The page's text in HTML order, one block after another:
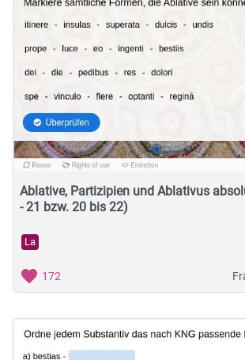
Ablative, Partizipien und Ablativus
- 21 bzw. 20 bis 22)
La
172